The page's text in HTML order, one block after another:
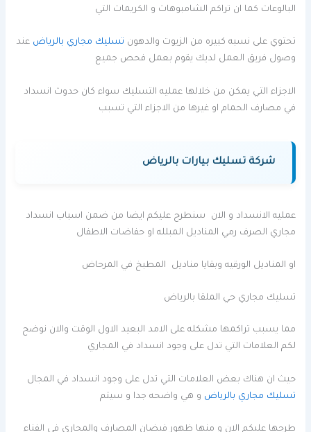
البالوعات كما ان تراكم الشامبوهات و الكريمات التي
تحتوي على نسبه كبيره من الزيوت والدهون تسليك مجاري بالرياض عند
وصول فريق العمل لديك يقوم بعمل فحص جميع
الاجزاء التي يمكن من خلالها عمليه التسليك سواء كان حدوث انسداد
في مصارف الحمام او غيرها من الاجزاء التي تسبب
شركة تسليك بيارات بالرياض
عمليه الانسداد و الان سنطرح عليكم ايضا من ضمن اسباب انسداد
مجاري الصرف رمي المناديل المبلله او حفاضات الاطفال
او المناديل الورقيه وبقايا مناديل المطبخ في المرحاض
تسليك مجاري حي الملقا بالرياض
مما يسبب تراكمها مشكله على الامد البعيد الاول الوقت والان نوضح
لكم العلامات التي تدل على وجود انسداد في المجاري
حيث ان هناك بعض العلامات التي تدل على وجود انسداد في المجال
تسليك مجاري بالرياض و هي واضحه جدا و سيتم
طرحها عليكم الان و منها ظهور فيضان المصارف والمجاري في الفناء